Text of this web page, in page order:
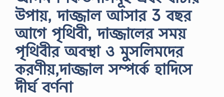
উপায়, দাজ্জাল আসার 3 বছর
আগে পৃথিবী, দাজ্জালের সময়
পৃথিবীর অবস্থা ও মুসলিমদের
করণীয়,দাজ্জাল সম্পর্কে হাদিসে
দীর্ঘ বর্ণনা